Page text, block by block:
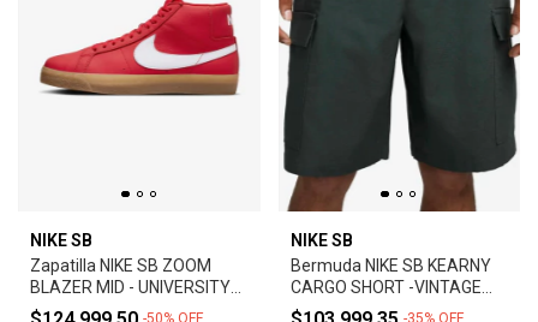
NIKE SB
Zapatilla NIKE SB ZOOM
BLAZER MID - UNIVERSITY
RED *Orange Label*
-50% OFF
NIKE SB
Bermuda NIKE SB KEARNY
CARGO SHORT -VINTAGE
GREEN
-35% OFF